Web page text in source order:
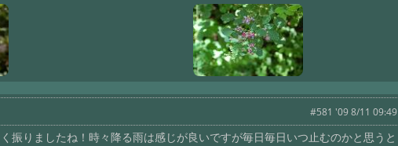
#581 '09 8/11 09:49
ましたね！時々降る雨は感じが良いですが毎日毎日いつ止むのかと思うと